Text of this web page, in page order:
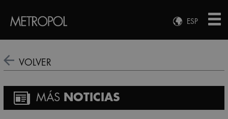
ESP
ENG
VOLVER
MÁS NOTICIAS